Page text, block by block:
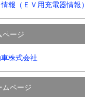
報（ＥＶ用充電器情報）
ページ
株式会社
ムページ